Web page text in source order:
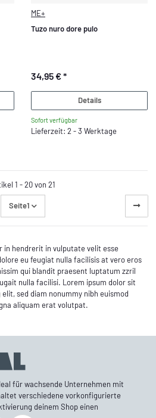
ME+
Tuzo nuro dore pulo
34,95 €*
Details
Sofort verfügbar
Lieferzeit: 2 - 3 Werktage
1 - 20 von 21
Seite1
in hendrerit in vulputate velit esse
eu feugiat nulla facilisis at vero eros
qui blandit praesent luptatum zzril
nulla facilisi. Lorem ipsum dolor sit
sed diam nonummy nibh euismod
aliquam erat volutpat.
für wachsende Unternehmen mit
verschiedene vorkonfigurierte
deinem Shop einen